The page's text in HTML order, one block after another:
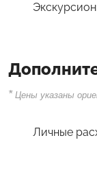
* Цены указаны
Личные